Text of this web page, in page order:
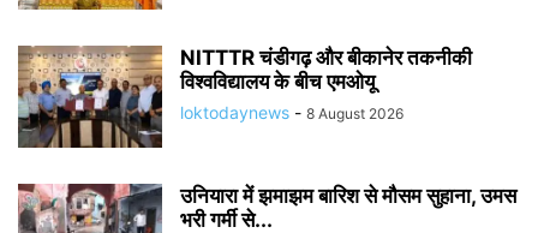
NITTTR चंडीगढ़ और बीकानेर तकनीकी
विश्वविद्यालय के बीच एमओयू
loktodaynews - 8 August 2026
उनियारा में झमाझम बारिश से मौसम सुहाना, उमस
भरी गर्मी से...